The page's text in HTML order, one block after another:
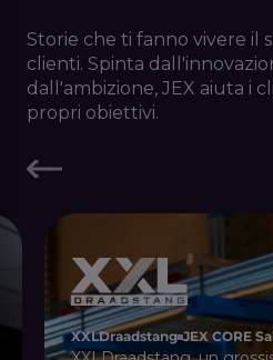
Storie che ti fanno vivere il
clienti. Spinta
dall'ambizione, JEX aiuta i
propri obiettivi.
XXLDraadstang JEX CORE